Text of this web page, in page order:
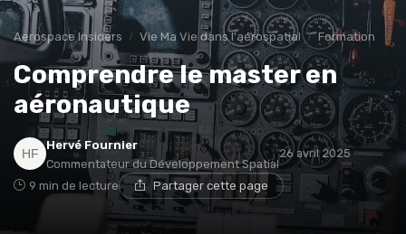
Aerospace Insiders Vie Ma Vie dans l'aérospatial Formation
Comprendre le master en
aéronautique
Hervé Fournier
Commentateur du Développement Spatial
26 avril 2025
9 min de lecture Partager cette page